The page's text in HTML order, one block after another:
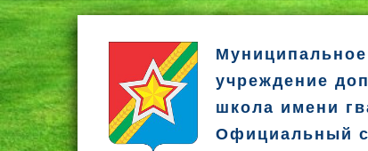
учреждение
школа имени
Официальный